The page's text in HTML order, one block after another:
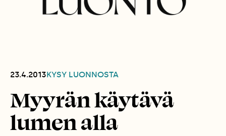
23.4.2013KYSY LUONNOSTA
Myyrän käytävä
lumen alla